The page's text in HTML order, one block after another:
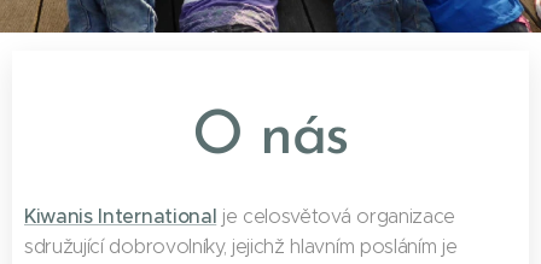
O nás
Kiwanis International je celosvětová organizace
sdružující dobrovolníky, jejichž hlavním posláním je